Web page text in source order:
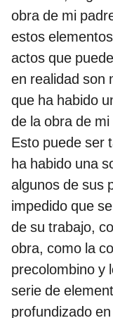
obra de mi
estos
actos que
en realidad son
que ha habido
de la obra de
Esto puede ser
ha habido una
algunos de sus
impedido que
de su trabajo,
obra, como la
precolombino y
serie de
profundizado